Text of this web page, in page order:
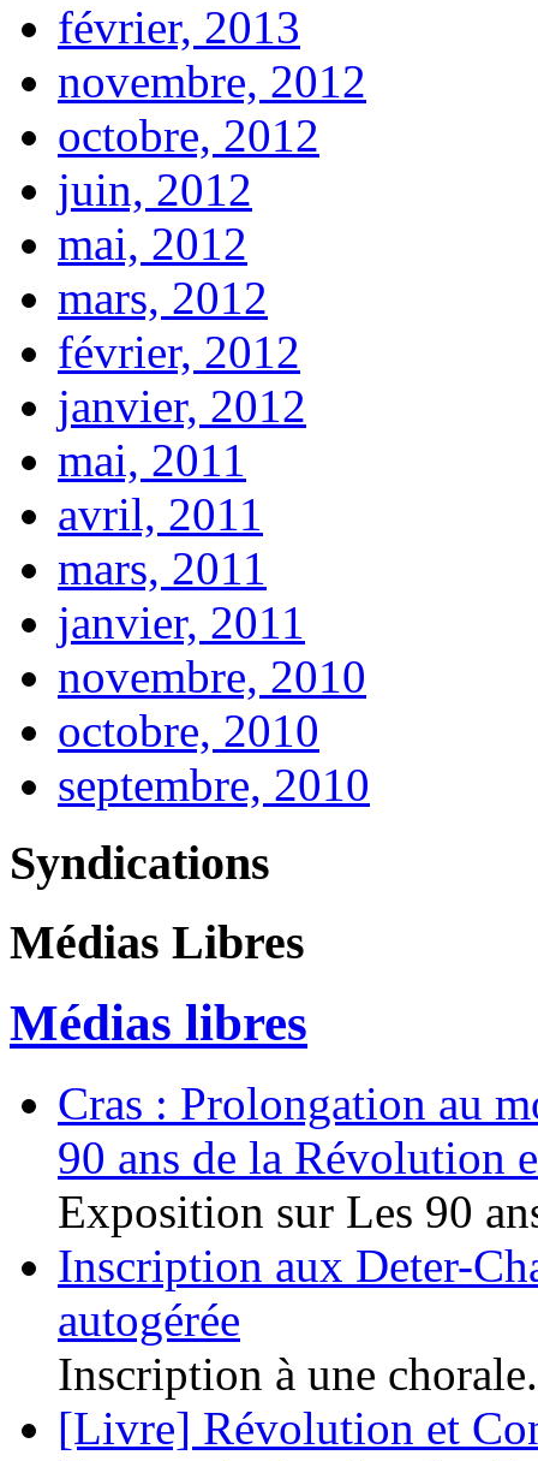
février, 2013
novembre, 2012
octobre, 2012
juin, 2012
mai, 2012
mars, 2012
février, 2012
janvier, 2012
mai, 2011
avril, 2011
mars, 2011
janvier, 2011
novembre, 2010
octobre, 2010
septembre, 2010
Syndications
Médias Libres
Médias libres
Cras : Prolongation au
90 ans de la Révolution
Exposition sur Les 90
Inscription aux Deter-
autogérée
Inscription à une
[Livre] Révolution et